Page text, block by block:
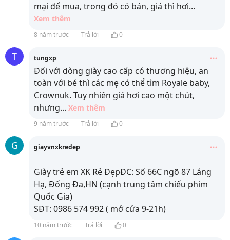
mại để mua, trong đó có bán, giá thì hơi...
Xem thêm
8 năm trước Trả lời 0
T tungxp
Đối với dòng giày cao cấp có thương hiệu, an
toàn với bé thì các mẹ có thể tìm Royale baby,
Crownuk. Tuy nhiên giá hơi cao một chút,
nhưng... Xem thêm
9 năm trước Trả lời 0
G giayvnxkredep
Giày trẻ em XK Rẻ ĐẹpĐC: Số 66C ngõ 87 Láng
Hạ, Đống Đa,HN (cạnh trung tâm chiếu phim
Quốc Gia)
SĐT: 0986 574 992 ( mở cửa 9-21h)
10 năm trước Trả lời 0